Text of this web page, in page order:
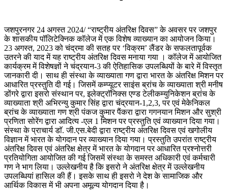
जशपुरनगर 24 अगस्त 2024/ “राष्ट्रीय अंतरिक्ष दिवस” के अवसर पर जशपुर
के शासकीय पॉलिटेक्निक कॉलेज में एक विशेष व्याख्यान का आयोजन किया।
23 अगस्त, 2023 को चंद्रमा की सतह पर ‘विक्रम’ लैंडर के सफलतापूर्वक
उतरने की याद में यह राष्ट्रीय अंतरिक्ष दिवस मनाया गया । कॉलेज में आयोजित
कार्यक्रम में विशेषज्ञों ने चंद्रयान-3 की ऐतिहासिक उपलब्धियों के बारे में विस्तृत
जानकारी दी। साथ ही संस्था के व्याख्याता गण द्वारा भारत के अंतरिक्ष मिशन पर
आधारित प्रस्तुति दी गई। जिसमें कम्प्यूटर साइंस ब्रांच के व्याख्याता श्री मनीष
डोंगरे द्वारा इसरो संस्थान पर, इलेक्ट्राॅनिक्स एण्ड टेलीकम्युनिकेशन ब्रांच के
व्याख्याता श्री अभिरन्यु कुमार सिंह द्वारा चंद्रयान-1,2,3, पर एवं मेकेनिकल
ब्रांच के व्याख्याता गण श्री पंकज कुमार पैंकरा द्वारा गगनयान मिशन और सुश्री
प्रणिता सोरेंग द्वारा आदित्य -एल 1 मिशन पर प्रस्तुति एवं व्याख्यान दिया गया।
संस्था के प्राचार्य डाॅ. जी.एस.बेदी द्वारा राष्ट्रीय अंतरिक्ष दिवस एवं खगोलीय
विज्ञान में भारत के योगदान पर व्याख्यान दिया गया। प्रस्तुति उपरांत राष्ट्रीय
अंतरिक्ष दिवस एवं अंतरिक्ष क्षेत्र में भारत के योगदान पर आधारित प्रश्नोत्तरी
प्रतियोगिता आयोजित की गई जिसमें संस्था के समस्त अधिकारी एवं कर्मचारी
गण ने भाग लिया। उल्लेखनीय है कि इसरो ने अंतरिक्ष क्षेत्र में उल्लेखनीय
उपलब्धियां हासिल की हैं। इसके साथ ही इसरो ने देश के सामाजिक और
आर्थिक विकास में भी अपना अमूल्य योगदान दिया है।